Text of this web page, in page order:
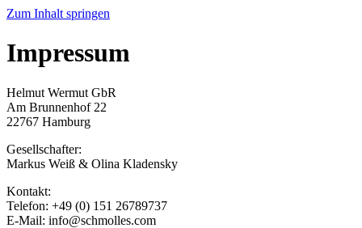
Zum Inhalt springen
Impressum
Helmut Wermut GbR
Am Brunnenhof 22
22767 Hamburg
Gesellschafter:
Markus Weiß & Olina Kladensky
Kontakt:
Telefon: +49 (0) 151 26789737
E-Mail: info@schmolles.com